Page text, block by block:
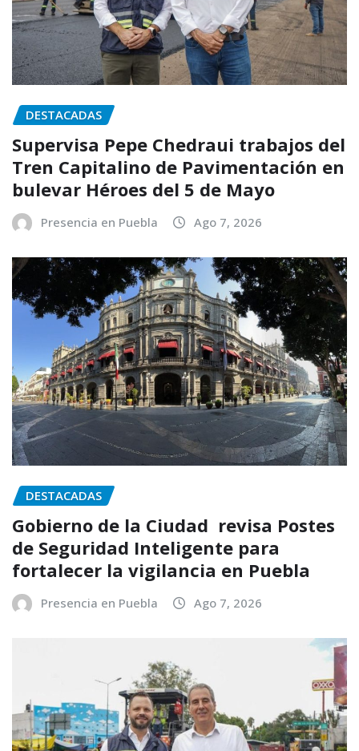
DESTACADAS
Supervisa Pepe Chedraui trabajos del
Tren Capitalino de Pavimentación en
bulevar Héroes del 5 de Mayo
Presencia en Puebla Ago 7, 2026
DESTACADAS
Gobierno de la Ciudad revisa Postes
de Seguridad Inteligente para
fortalecer la vigilancia en Puebla
Presencia en Puebla Ago 7, 2026